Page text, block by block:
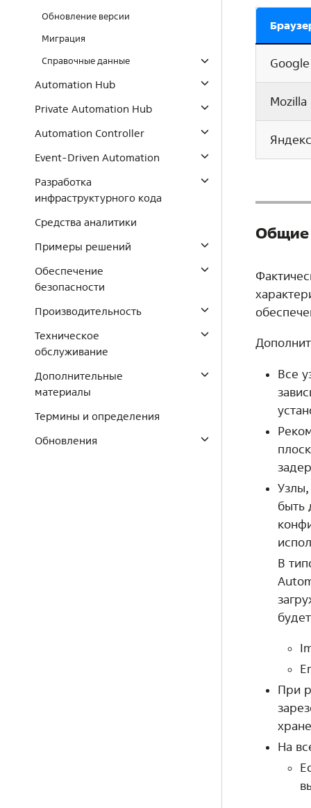
Обновление версии
Миграция
Справочные данные
Automation Hub
Private Automation Hub
Automation Controller
Event-Driven Automation
Разработка
инфраструктурного кода
Средства аналитики
Примеры решений
Обеспечение
безопасности
Производительность
Техническое
обслуживание
Дополнительные
материалы
Термины и определения
Обновления
Mozilla
Общие
Все
быть
В
При
На